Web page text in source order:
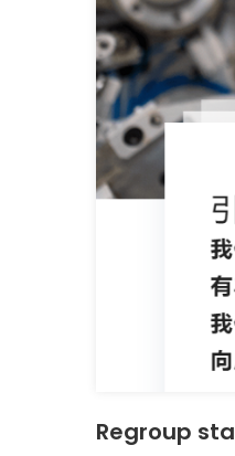
Regroup